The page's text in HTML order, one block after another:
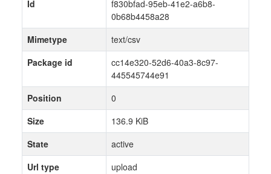
Id
f830bfad-95eb-41e2-a6b8-
0b68b4458a28
Mimetype
text/csv
Package id
cc14e320-52d6-40a3-8c97-
445545744e91
Position
0
Size
136.9 KiB
State
active
Url type
upload